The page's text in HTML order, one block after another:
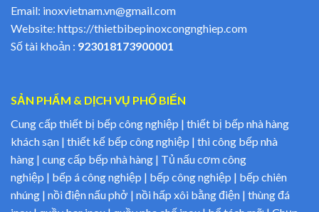
Email: inoxvietnam.vn@gmail.com
Website: https://thietbibepinoxcongnghiep.com
Số tài khoản : 923018173900001
SẢN PHẨM & DỊCH VỤ PHỔ BIẾN
Cung cấp thiết bị bếp công nghiệp | thiết bị bếp nhà hàng
khách sạn | thiết kế bếp công nghiệp | thi công bếp nhà
hàng | cung cấp bếp nhà hàng | Tủ nấu cơm công
nghiệp | bếp á công nghiệp | bếp công nghiệp | bếp chiên
nhúng | nồi điện nấu phở | nồi hấp xôi bằng điện | thùng đá